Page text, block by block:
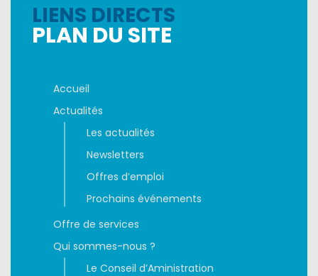
LIENS DIRECTS
PLAN DU SITE
Accueil
Actualités
Les actualités
Newsletters
Offres d’emploi
Prochains événements
Offre de services
Qui sommes-nous ?
Le Conseil d’Aministration